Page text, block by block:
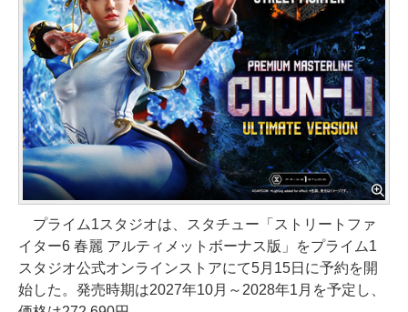
プライム1スタジオは、スタチュー「ストリートファ
イター6 春麗 アルティメットボーナス版」をプライム1
スタジオ公式オンラインストアにて5月15日に予約を開
始した。発売時期は2027年10月～2028年1月を予定し、